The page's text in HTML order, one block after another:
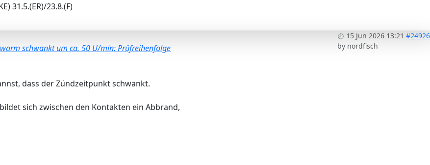
23.8.(F)
15 Jun 2026 13:21 #24926
by nordfisch
schwankt um ca. 50 U/min: Prüfreihenfolge
dass der Zündzeitpunkt schwankt.
sich zwischen den Kontakten ein Abbrand,